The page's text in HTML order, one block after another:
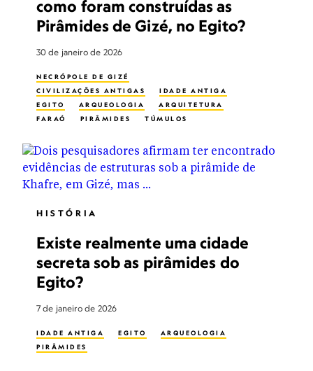
como foram construídas as
Pirâmides de Gizé, no Egito?
30 de janeiro de 2026
NECRÓPOLE DE GIZÉ
CIVILIZAÇÕES ANTIGAS
IDADE ANTIGA
EGITO
ARQUEOLOGIA
ARQUITETURA
FARAÓ
PIRÂMIDES TÚMULOS
HISTÓRIA
Existe realmente uma cidade
secreta sob as pirâmides do
Egito?
7 de janeiro de 2026
IDADE ANTIGA EGITO
ARQUEOLOGIA
PIRÂMIDES